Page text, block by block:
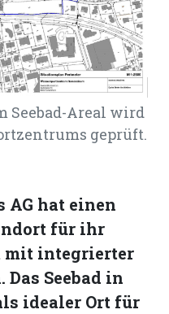
Seebad-Areal wird
geprüft.
AG hat einen
für ihr
mit integrierter
Seebad in
idealer Ort für